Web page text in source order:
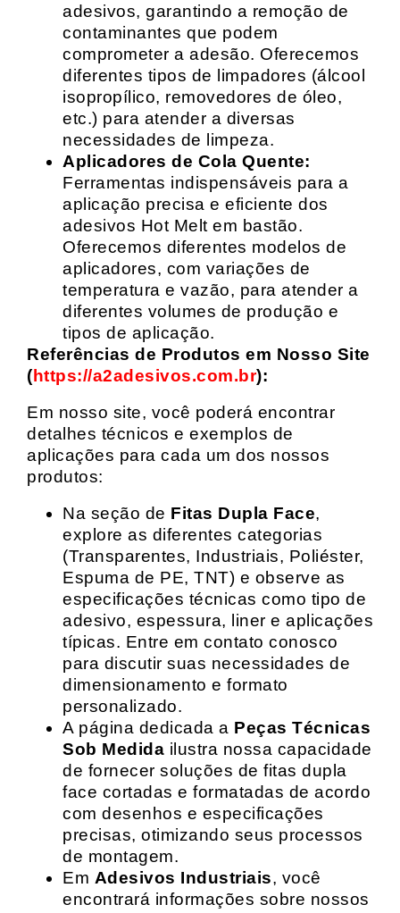
adesivos, garantindo a remoção de
contaminantes que podem
comprometer a adesão. Oferecemos
diferentes tipos de limpadores (álcool
isopropílico, removedores de óleo,
etc.) para atender a diversas
necessidades de limpeza.
Aplicadores de Cola Quente:
Ferramentas indispensáveis para a
aplicação precisa e eficiente dos
adesivos Hot Melt em bastão.
Oferecemos diferentes modelos de
aplicadores, com variações de
temperatura e vazão, para atender a
diferentes volumes de produção e
tipos de aplicação.
Referências de Produtos em Nosso Site
(https://a2adesivos.com.br):
Em nosso site, você poderá encontrar
detalhes técnicos e exemplos de
aplicações para cada um dos nossos
produtos:
Na seção de Fitas Dupla Face,
explore as diferentes categorias
(Transparentes, Industriais, Poliéster,
Espuma de PE, TNT) e observe as
especificações técnicas como tipo de
adesivo, espessura, liner e aplicações
típicas. Entre em contato conosco
para discutir suas necessidades de
dimensionamento e formato
personalizado.
A página dedicada a Peças Técnicas
Sob Medida ilustra nossa capacidade
de fornecer soluções de fitas dupla
face cortadas e formatadas de acordo
com desenhos e especificações
precisas, otimizando seus processos
de montagem.
Em Adesivos Industriais, você
encontrará informações sobre nossos